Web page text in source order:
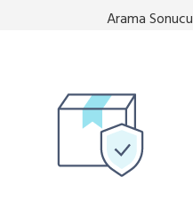
Arama Sonucu